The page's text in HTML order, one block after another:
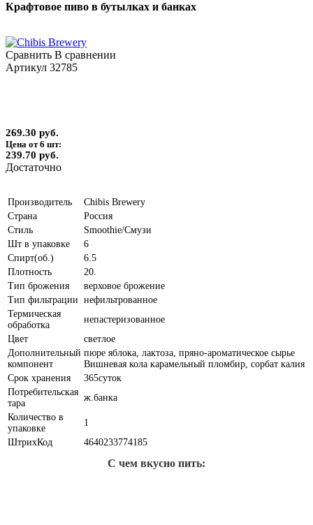
Крафтовое пиво в бутылках и банках
Сравнить В сравнении
Артикул 32785
269.30 руб.
Цена от 6 шт:
239.70 руб.
Достаточно
Производитель
Chibis Brewery
Страна
Россия
Стиль
Smoothie/Смузи
Шт в упаковке
6
Спирт(об.)
6.5
Плотность
20.
Тип брожения
верховое брожение
Тип фильтрации нефильтрованное
Термическая
обработка
непастеризованное
Цвет
светлое
Дополнительный
компонент
пюре яблока, лактоза, пряно-ароматическое сырье
Вишневая кола карамельный пломбир, сорбат калия
Срок хранения
365суток
Потребительская
тара
ж.банка
Количество в
упаковке
1
ШтрихКод
4640233774185
С чем вкусно пить: